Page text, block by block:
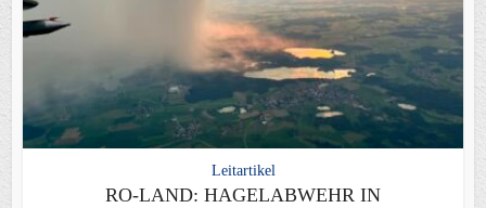
Leitartikel
RO-LAND: HAGELABWEHR IN